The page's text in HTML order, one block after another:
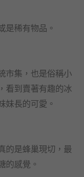
是稀有物品。
市集，也是俗稱小
看到賣著有趣的冰
妹長的可愛。
的是蜂巢現切，最
的感覺。